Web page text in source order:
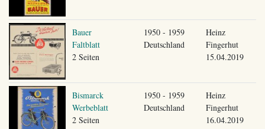
Bauer
Faltblatt
2 Seiten
1950 - 1959
Deutschland
Heinz
Fingerhut
15.04.2019
Bismarck
Werbeblatt
2 Seiten
1950 - 1959
Deutschland
Heinz
Fingerhut
16.04.2019